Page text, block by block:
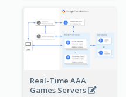
Real-Time AAA
Games Servers